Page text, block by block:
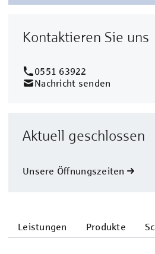
Kontaktieren Sie uns
0551 63922
Nachricht senden
Aktuell geschlossen
Unsere Öffnungszeiten
Leistungen Produkte